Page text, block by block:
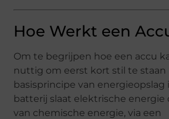
Hoe Werkt een
Om te begrijpen hoe een accu
nuttig om eerst kort stil te staan
basisprincipe van energieopslag
batterij slaat elektrische energie
van chemische energie, via een